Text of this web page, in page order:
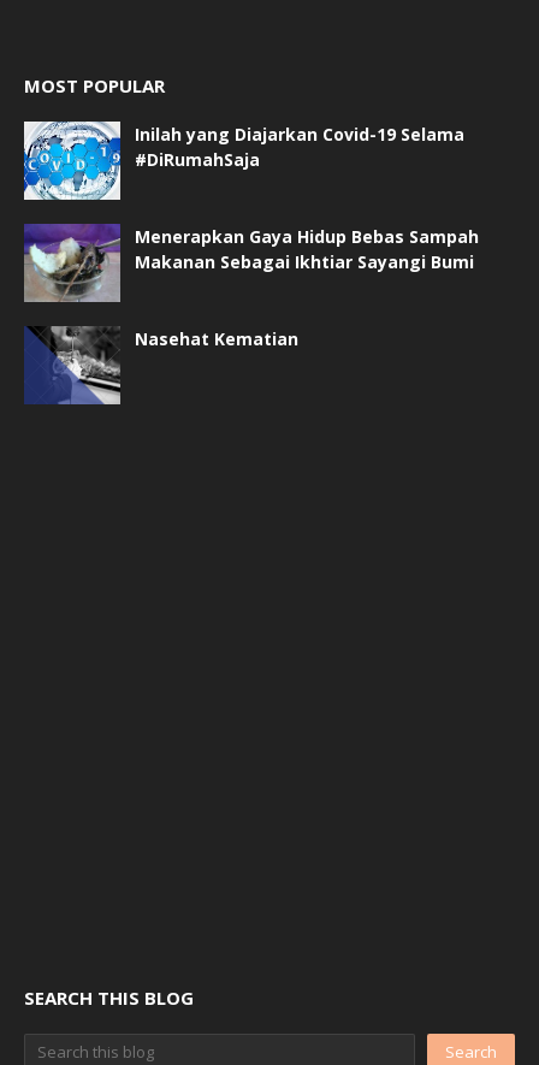
MOST POPULAR
Inilah yang Diajarkan Covid-19 Selama
#DiRumahSaja
Menerapkan Gaya Hidup Bebas Sampah
Makanan Sebagai Ikhtiar Sayangi Bumi
Nasehat Kematian
SEARCH THIS BLOG